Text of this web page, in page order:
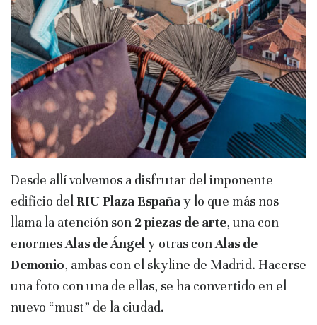
Desde allí volvemos a disfrutar del imponente
edificio del RIU Plaza Españay lo que más nos
llama la atención son 2 piezas de arte, una con
enormesAlas de Ángely otras conAlas de
Demonio, ambas con el skyline de Madrid. Hacerse
una foto con una de ellas, se ha convertido en el
nuevo “must” de la ciudad.